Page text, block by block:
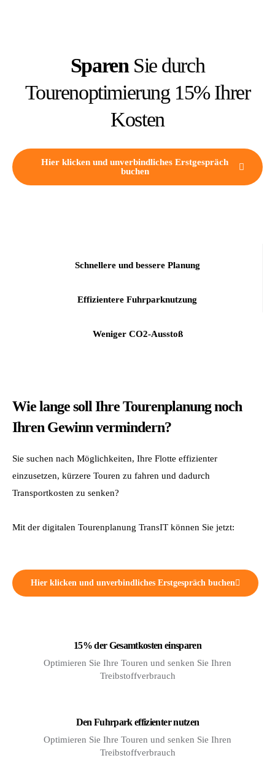
SparenSie durch
Tourenoptimierung 15% Ihrer
Kosten
Hier klicken und unverbindliches Erstgespräch
buchen
Schnellere und bessere Planung
Effizientere Fuhrparknutzung
Weniger CO2-Ausstoß
Wie lange soll Ihre Tourenplanung noch
Ihren Gewinn vermindern?
Sie suchen nach Möglichkeiten, Ihre Flotte effizienter
einzusetzen, kürzere Touren zu fahren und dadurch
Transportkosten zu senken?
Mit der digitalen Tourenplanung TransIT können Sie jetzt:
Hier klicken und unverbindliches Erstgespräch buchen
15% der Gesamtkosten einsparen
Optimieren Sie Ihre Touren und senken Sie Ihren
Treibstoffverbrauch
Den Fuhrpark effizienter nutzen
Optimieren Sie Ihre Touren und senken Sie Ihren
Treibstoffverbrauch